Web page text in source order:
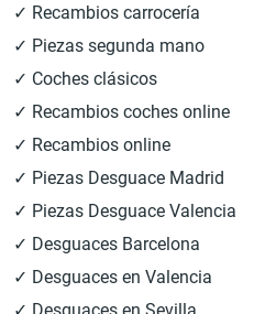
✓ Recambios carrocería
✓ Piezas segunda mano
✓ Coches clásicos
✓ Recambios coches online
✓ Recambios online
✓ Piezas Desguace Madrid
✓ Piezas Desguace Valencia
✓ Desguaces Barcelona
✓ Desguaces en Valencia